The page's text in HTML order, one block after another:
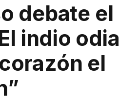
debate el
indio odia
el